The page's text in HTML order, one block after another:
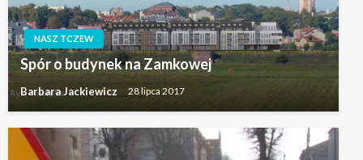
NASZ TCZEW
Spór o budynek na Zamkowej
Barbara Jackiewicz 28 lipca 2017